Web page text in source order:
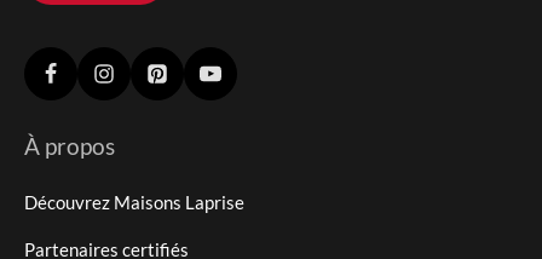
À propos
Découvrez Maisons Laprise
Partenaires certifiés